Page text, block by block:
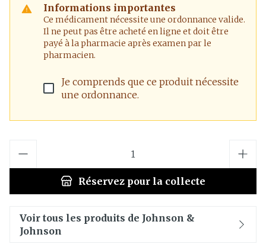
Informations importantes
Ce médicament nécessite une ordonnance valide.
Il ne peut pas être acheté en ligne et doit être
payé à la pharmacie après examen par le
pharmacien.
Je comprends que ce produit nécessite
une ordonnance.
Réservez pour la collecte
Voir tous les produits de Johnson &
Johnson